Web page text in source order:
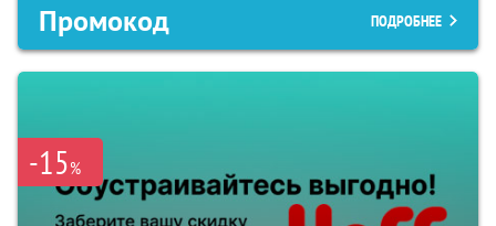
Промокод ПОДРОБНЕЕ
-15%